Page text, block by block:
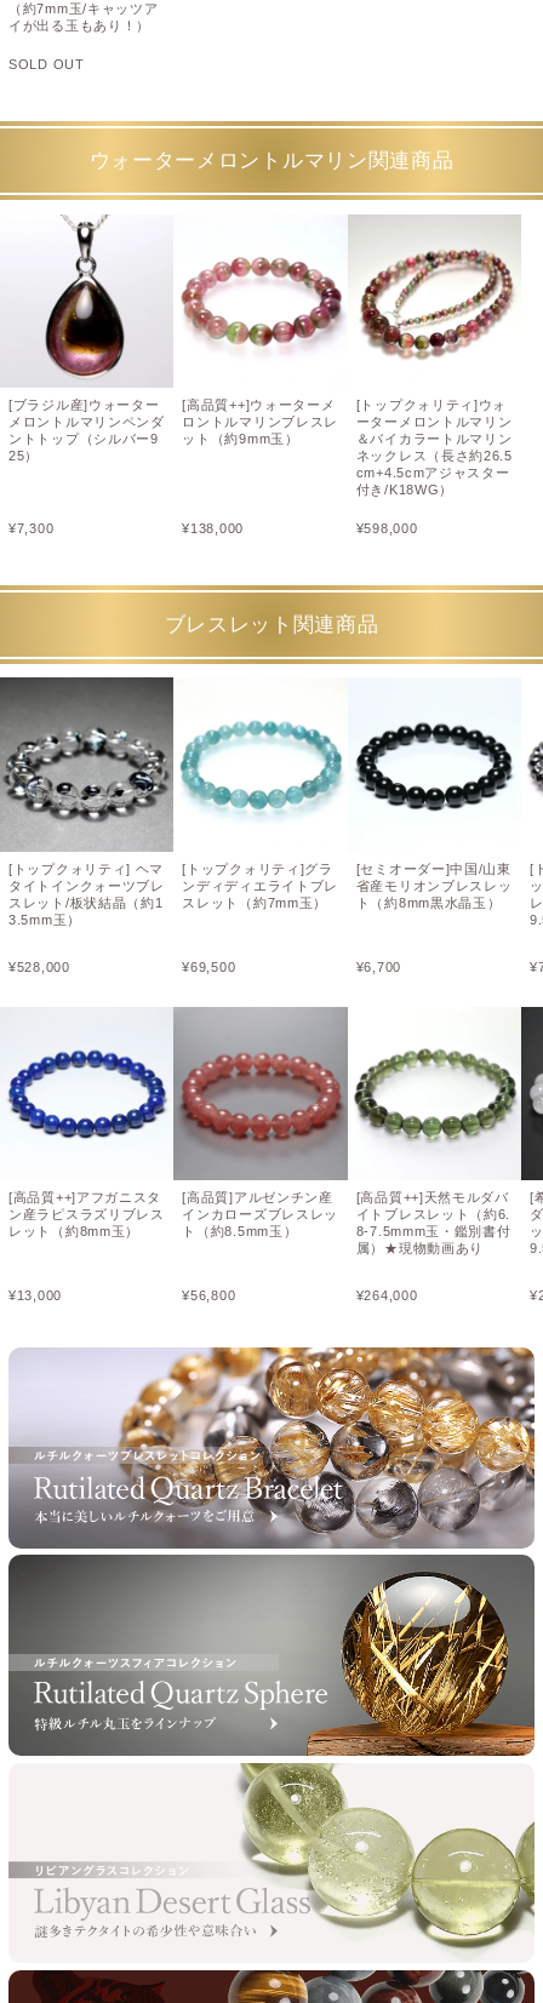
（約7mm玉/キャッツア
イが出る玉もあり！）
SOLD OUT
ウォーターメロントルマリン関連商品
[ブラジル産]ウォーター
メロントルマリンペンダ
ントトップ（シルバー9
25）
¥7,300
[高品質++]ウォーターメ
ロントルマリンブレスレ
ット（約9mm玉）
¥138,000
[トップクォリティ]ウォ
ーターメロントルマリン
＆バイカラートルマリン
ネックレス（長さ約26.5
cm+4.5cmアジャスター
付き/K18WG）
¥598,000
ブレスレット関連商品
[トップクォリティ] ヘマ
タイトインクォーツブレ
スレット/板状結晶（約1
3.5mm玉）
¥528,000
[高品質++]アフガニスタ
ン産ラピスラズリブレス
レット（約8mm玉）
¥13,000
[トップクォリティ]グラ
ンディディエライトブレ
スレット（約7mm玉）
¥69,500
[高品質]アルゼンチン産
インカローズブレスレッ
ト（約8.5mm玉）
¥56,800
[セミオーダー]中国/山東
省産モリオンブレスレッ
ト（約8mm黒水晶玉）
¥6,700
[高品質++]天然モルダバ
イトブレスレット（約6.
8-7.5mmm玉・鑑別書付
属）★現物動画あり
¥264,000
[
¥
[
¥